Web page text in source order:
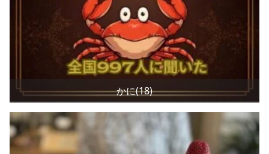
かに(18)